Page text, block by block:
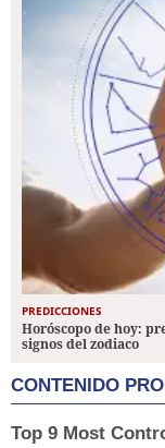
PREDICCIONES
Horóscopo de hoy:
signos del zodiaco
CONTENIDO
Top 9 Most